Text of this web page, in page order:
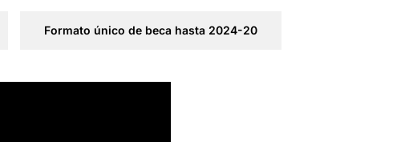
Formato único de beca hasta 2024-20